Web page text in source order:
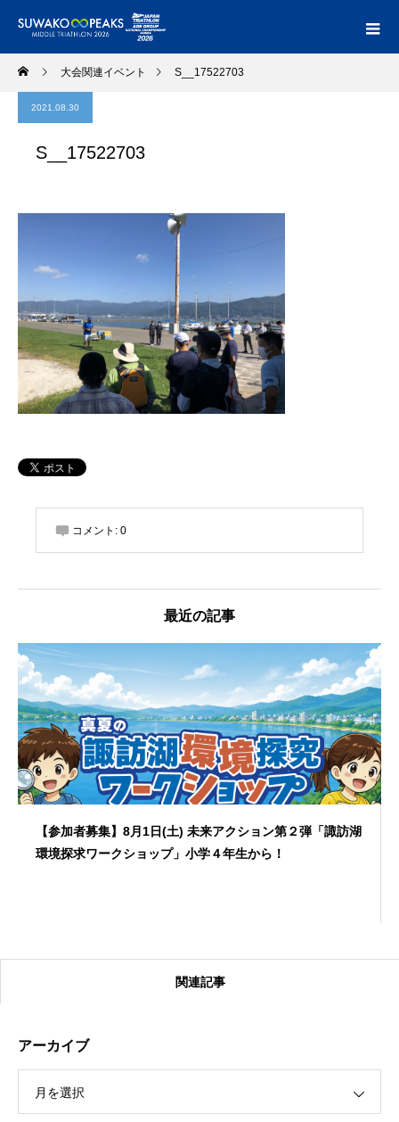
大会関連イベント S__17522703
2021.08.30
S__17522703
コメント: 0
最近の記事
【参加者募集】8月1日(土) 未来アクション第２弾「諏訪湖
環境探求ワークショップ」小学４年生から！
【受付終了】2026大会同日開催！カヤックに乗って諏訪
関連記事
アーカイブ
月を選択